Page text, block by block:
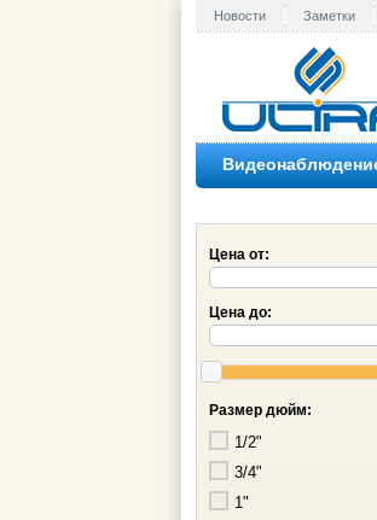
Новости Заметки
Цена от:
Цена до:
Размер дюйм:
1/2"
3/4"
1"